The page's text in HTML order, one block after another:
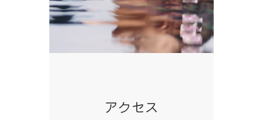
アクセス